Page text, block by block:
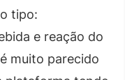
tipo:
e reação do
muito parecido